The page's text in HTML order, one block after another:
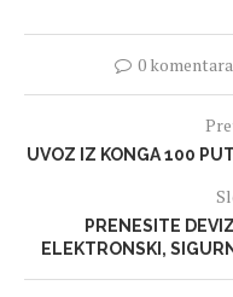
0 komentara
UVOZ IZ KONGA 100
PRENESITE
ELEKTRONSKI,